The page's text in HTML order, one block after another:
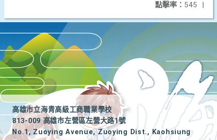
點擊率： 545 |
高雄市立海青高級工商職業學校
813-009 高雄市左營區左營大路1號
No.1, Zuoying Avenue, Zuoying Dist., Kaohsiung